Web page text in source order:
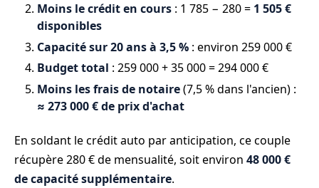
Moins le crédit en cours : 1 785 − 280 = 1 505 €
disponibles
Capacité sur 20 ans à 3,5 % : environ 259 000 €
Budget total : 259 000 + 35 000 = 294 000 €
Moins les frais de notaire(7,5 % dans l'ancien) :
≈ 273 000 € de prix d'achat
En soldant le crédit auto par anticipation, ce couple
récupère 280 € de mensualité, soit environ 48 000 €
de capacité supplémentaire.